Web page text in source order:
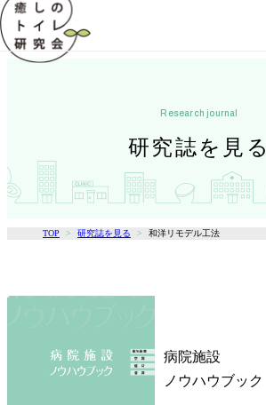
研究誌を見る
research journal
TOP 研究誌を見る 和洋リモデル工法
病院施設
ノウハウブック